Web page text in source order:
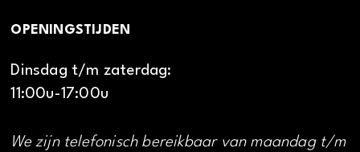
OPENINGSTIJDEN
Dinsdag t/m zaterdag:
11:00u-17:00u
We zijn telefonisch bereikbaar van maandag t/m